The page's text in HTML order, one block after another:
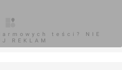
teści? NIE
REKLAM